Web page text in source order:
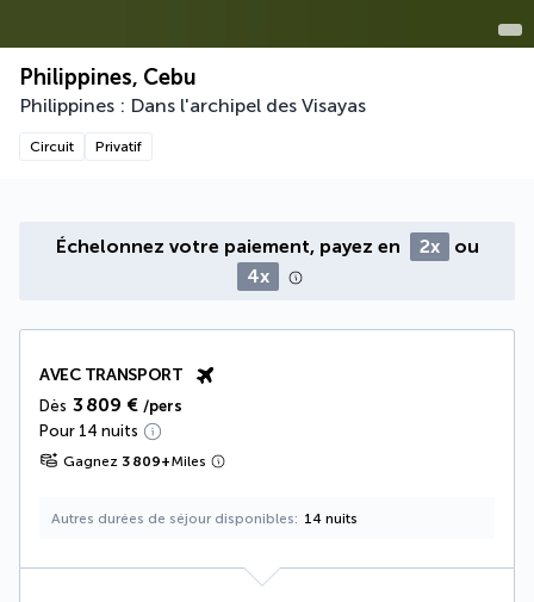
Philippines, Cebu
Philippines : Dans l'archipel des Visayas
Circuit Privatif
Échelonnez votre paiement, payez en 2x
ou
4x
AVEC TRANSPORT
Dès 3 809 € /pers
Pour 14 nuits
Gagnez 3 809+Miles
Autres durées de séjour disponibles 14 nuits